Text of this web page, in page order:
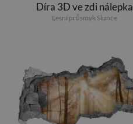
Díra 3D ve zdi nálepka
Lesní průsmyk Slunce